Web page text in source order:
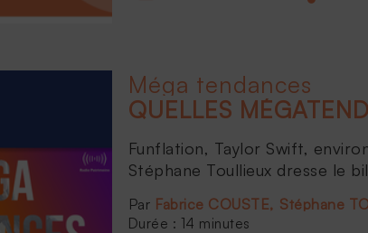
Méga tendances
QUELLES
Funflation, Taylor Swift,
Stéphane Toullieux dresse le
Fabrice COUSTE
Stéphane
Durée : 14 minutes